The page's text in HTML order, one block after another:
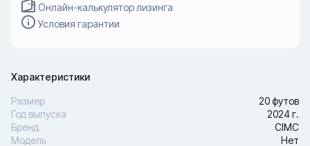
Онлайн-калькулятор лизинга
Условия гарантии
Характеристики
Размер
20 футов
Год выпуска
2024 г.
Бренд
CIMC
Модель
Нет